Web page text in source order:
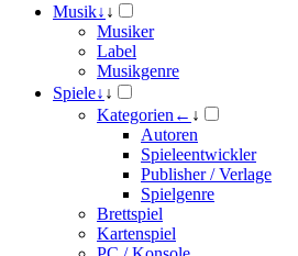
Musik↓ ↓
Musiker
Label
Musikgenre
Spiele↓ ↓
Kategorien ← ↓
Autoren
Spieleentwickler
Publisher / Verlage
Spielgenre
Brettspiel
Kartenspiel